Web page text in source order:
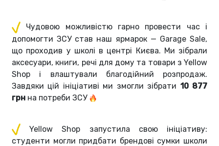
Чудовою можливістю гарно провести час і
допомогти ЗСУ став наш ярмарок — Garage Sale,
що проходив у школі в центрі Києва. Ми зібрали
аксесуари, книги, речі для дому та товари з Yellow
Shop і влаштували благодійний розпродаж.
Завдяки цій ініціативі ми змогли зібрати 10 877
грн на потреби ЗСУ
Yellow Shop запустила свою ініціативу:
студенти могли придбати брендові сумки школи